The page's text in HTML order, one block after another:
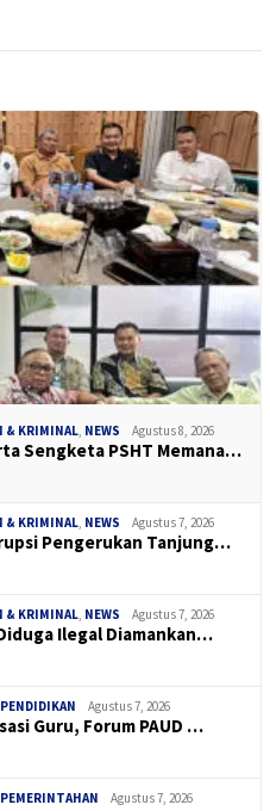
& KRIMINAL, NEWS Agustus 8, 2026
Sengketa PSHT Memana…
& KRIMINAL, NEWS Agustus 7, 2026
Pengerukan Tanjung…
& KRIMINAL, NEWS Agustus 7, 2026
Ilegal Diamankan…
PENDIDIKAN Agustus 7, 2026
Guru, Forum PAUD …
PEMERINTAHAN Agustus 7, 2026